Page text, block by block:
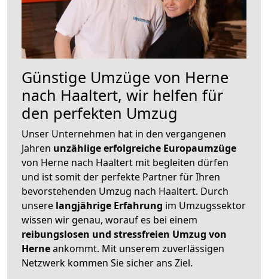
Günstige Umzüge von Herne
nach Haaltert, wir helfen für
den perfekten Umzug
Unser Unternehmen hat in den vergangenen
Jahren unzählige erfolgreiche Europaumzüge
von Herne nach Haaltert mit begleiten dürfen
und ist somit der perfekte Partner für Ihren
bevorstehenden Umzug nach Haaltert. Durch
unsere langjährige Erfahrung im Umzugssektor
wissen wir genau, worauf es bei einem
reibungslosen und stressfreien Umzug von
Herneankommt. Mit unserem zuverlässigen
Netzwerk kommen Sie sicher ans Ziel.